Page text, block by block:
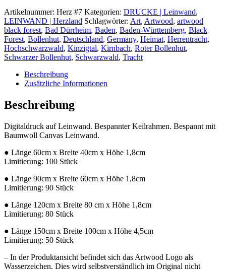
Artikelnummer: Herz #7 Kategorien: DRUCKE | Leinwand,
LEINWAND | Herzland Schlagwörter: Art, Artwood, artwood
black forest, Bad Dürrheim, Baden, Baden-Württemberg, Black
Forest, Bollenhut, Deutschland, Germany, Heimat, Herrentracht,
Hochschwarzwald, Kinzigtal, Kirnbach, Roter Bollenhut,
Schwarzer Bollenhut, Schwarzwald, Tracht
Beschreibung
Zusätzliche Informationen
Beschreibung
Digitaldruck auf Leinwand. Bespannter Keilrahmen. Bespannt mit
Baumwoll Canvas Leinwand.
● Länge 60cm x Breite 40cm x Höhe 1,8cm
Limitierung: 100 Stück
● Länge 90cm x Breite 60cm x Höhe 1,8cm
Limitierung: 90 Stück
● Länge 120cm x Breite 80 cm x Höhe 1,8cm
Limitierung: 80 Stück
● Länge 150cm x Breite 100cm x Höhe 4,5cm
Limitierung: 50 Stück
– In der Produktansicht befindet sich das Artwood Logo als
Wasserzeichen. Dies wird selbstverständlich im Original nicht